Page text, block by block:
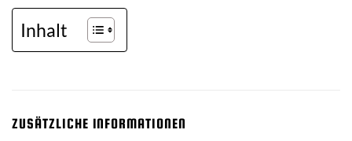
Inhalt
ZUSÄTZLICHE INFORMATIONEN